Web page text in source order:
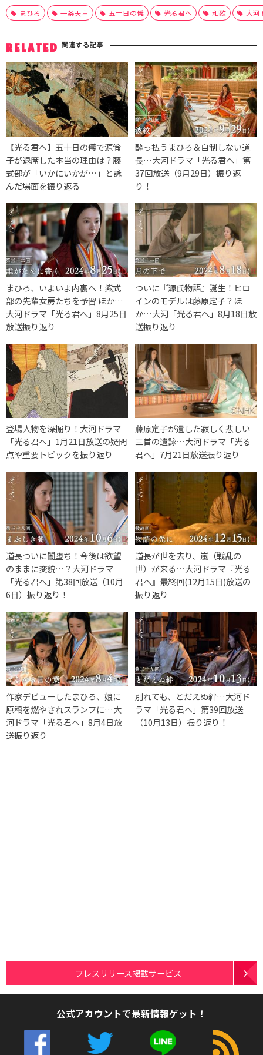
まひろ 一条天皇 五十日の儀 光る君へ 和歌 大河
RELATED 関連する記事
【光る君へ】五十日の儀で源倫
子が退席した本当の理由は？藤
式部が「いかにいかが…」と詠
んだ場面を振り返る
酔っ払うまひろ＆自制しない道
長…大河ドラマ「光る君へ」第
37回放送（9月29日）振り返
り！
まひろ、いよいよ内裏へ！紫式
部の先輩女房たちを予習 ほか…
大河ドラマ「光る君へ」8月25日
放送振り返り
ついに『源氏物語』誕生！ヒロ
インのモデルは藤原定子？ほ
か…大河「光る君へ」8月18日放
送振り返り
登場人物を深掘り！大河ドラマ
「光る君へ」1月21日放送の疑問
点や重要トピックを振り返り
藤原定子が遺した寂しく悲しい
三首の遺詠…大河ドラマ「光る
君へ」7月21日放送振り返り
道長ついに闇堕ち！今後は欲望
のままに変貌…？大河ドラマ
「光る君へ」第38回放送（10月
6日）振り返り！
道長が世を去り、嵐（戦乱の
世）が来る…大河ドラマ『光る
君へ』最終回(12月15日)放送の
振り返り
作家デビューしたまひろ、娘に
原稿を燃やされスランプに…大
河ドラマ「光る君へ」8月4日放
送振り返り
別れても、とだえぬ絆…大河ド
ラマ「光る君へ」第39回放送
（10月13日）振り返り！
プレスリリース掲載サービス
公式アカウントで最新情報ゲット！